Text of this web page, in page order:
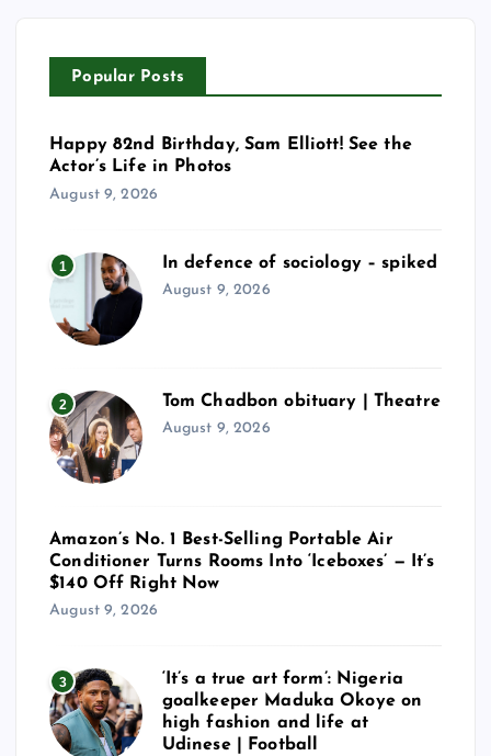
Popular Posts
Happy 82nd Birthday, Sam Elliott! See the
Actor’s Life in Photos
August 9, 2026
1 In defence of sociology – spiked
August 9, 2026
2 Tom Chadbon obituary | Theatre
August 9, 2026
Amazon’s No. 1 Best-Selling Portable Air
Conditioner Turns Rooms Into ‘Iceboxes’ — It’s
$140 Off Right Now
August 9, 2026
3
‘It’s a true art form’: Nigeria
goalkeeper Maduka Okoye on
high fashion and life at
Udinese | Football